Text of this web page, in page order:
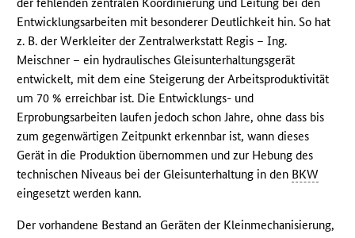
Entwicklungsarbeiten mit besonderer Deutlichkeit hin. So hat
z. B. der Werkleiter der Zentralwerkstatt Regis – Ing.
Meischner – ein hydraulisches Gleisunterhaltungsgerät
entwickelt, mit dem eine Steigerung der Arbeitsproduktivität
um 70 % erreichbar ist. Die Entwicklungs- und
Erprobungsarbeiten laufen jedoch schon Jahre, ohne dass bis
zum gegenwärtigen Zeitpunkt erkennbar ist, wann dieses
Gerät in die Produktion übernommen und zur Hebung des
technischen Niveaus bei der Gleisunterhaltung in den BKW
eingesetzt werden kann.
Der vorhandene Bestand an Geräten der Kleinmechanisierung,